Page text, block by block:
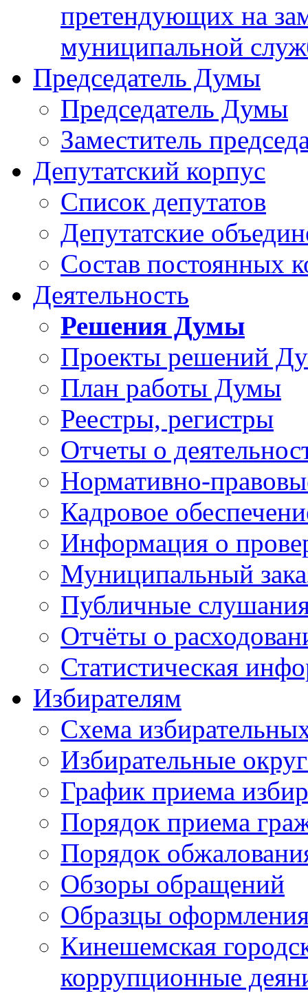
претендующих на
муниципальной
Председатель Думы
Председатель Думы
Заместитель
Депутатский корпус
Список депутатов
Депутатские
Состав постоянных
Деятельность
Решения Думы
Проекты решений
План работы Думы
Реестры, регистры
Отчеты о
Нормативно-
Кадровое
Информация о
Муниципальный
Публичные
Отчёты о
Статистическая
Избирателям
Схема
Избирательные
График приема
Порядок приема
Порядок
Обзоры обращений
Образцы
Кинешемская
коррупционные